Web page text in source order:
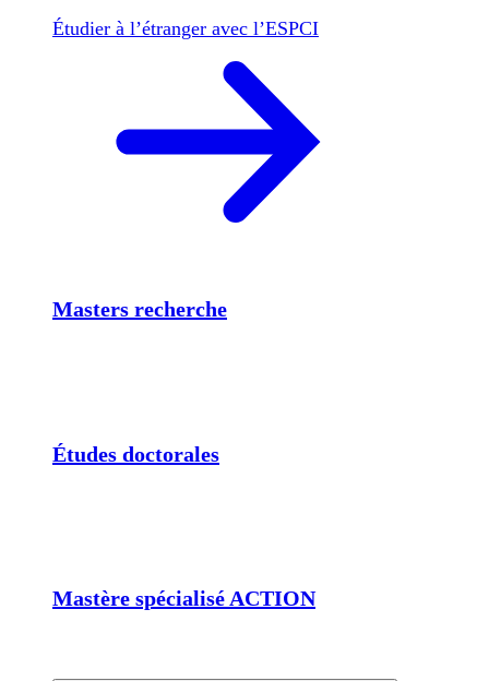
Étudier à l’étranger avec l’ESPCI
Masters recherche
Études doctorales
Mastère spécialisé ACTION